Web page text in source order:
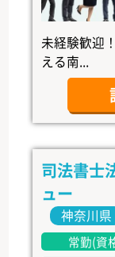
未経験歓迎
える南...
司法書士
ュー
神奈川県
常勤(資